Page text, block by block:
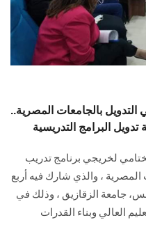
بالجامعات المصرية..
البرامج التدريسية
لخريجي برنامج تدريب
المصرية ، والذي شارك فيه أربع
جامعة الزقازيق ، وذلك في
العالي وبناء القدرات